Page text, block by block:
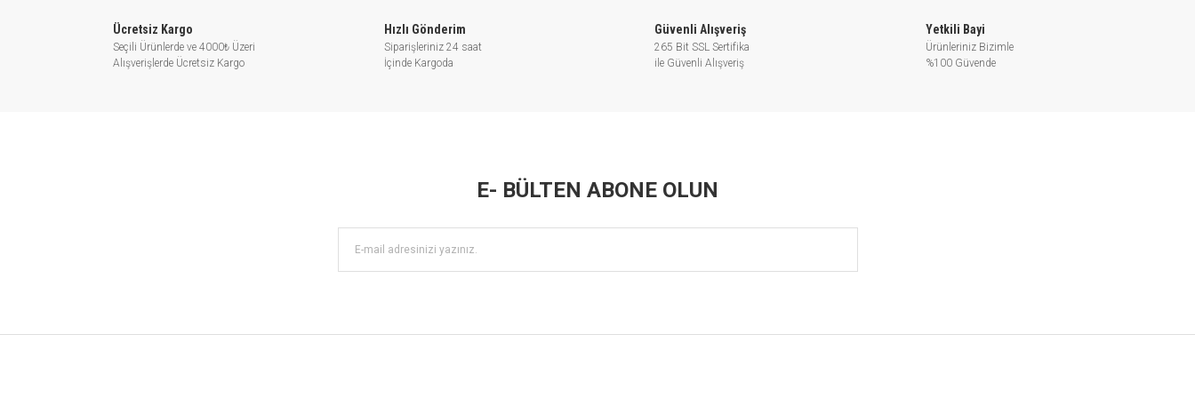
Ücretsiz Kargo
Seçili Ürünlerde ve 4000₺ Üzeri
Alışverişlerde Ücretsiz Kargo
Hızlı Gönderim
Siparişleriniz 24 saat
İçinde Kargoda
Güvenli Alışveriş
265 Bit SSL Sertifika
ile Güvenli Alışveriş
Yetkili Bayi
Ürünleriniz Bizimle
%100 Güvende
E- BÜLTEN ABONE OLUN